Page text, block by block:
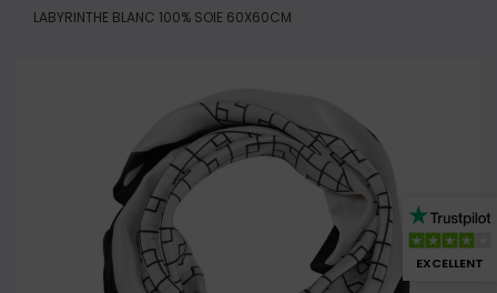
EXCELLENT
LABYRINTHE BLANC 100% SOIE 60X60CM